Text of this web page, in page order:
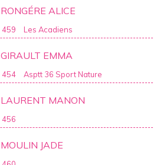
459
RONGÉRE ALICE
Les Acadiens
454
GIRAULT EMMA
Asptt 36 Sport Nature
456
LAURENT MANON
MOULIN JADE